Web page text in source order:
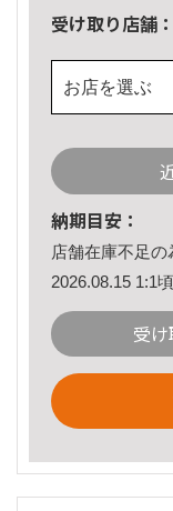
受け取り店舗：
お店を選ぶ
納期目安：
店舗在庫不足の
2026.08.15 1:1
受